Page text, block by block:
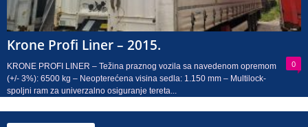
Krone Profi Liner – 2015.
0
KRONE PROFI LINER – Težina praznog vozila sa navedenom opremom
(+/- 3%): 6500 kg – Neopterećena visina sedla: 1.150 mm – Multilock-
spoljni ram za univerzalno osiguranje tereta...